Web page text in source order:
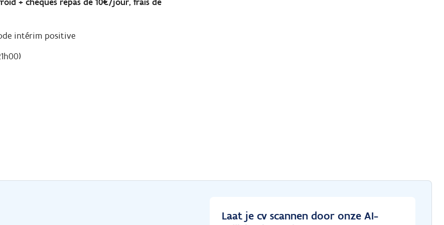
intérim positive
Laat je cv scannen door onze AI-